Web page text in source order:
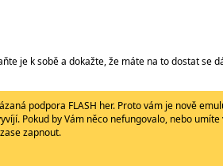
je k sobě a dokažte, že máte na to dostat se
podpora FLASH her. Proto vám je nově
Pokud by Vám něco nefungovalo, nebo
zapnout.